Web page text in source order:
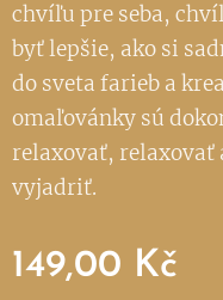
chvíľu pre seba,
byť lepšie, ako si
do sveta farieb a
omaľovánky sú
relaxovať, relaxovať
vyjadriť.
149,00 Kč